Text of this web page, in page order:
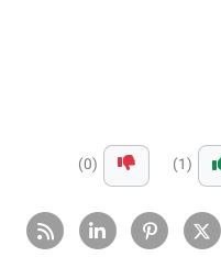
(1)
(0)